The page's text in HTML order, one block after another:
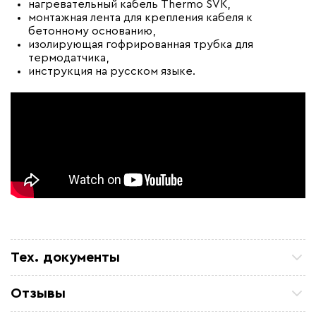
нагревательный кабель Thermo SVK,
монтажная лента для крепления кабеля к
бетонному основанию,
изолирующая гофрированная трубка для
термодатчика,
инструкция на русском языке.
Тех. документы
Сертификат соответствия Thermo
Отзывы